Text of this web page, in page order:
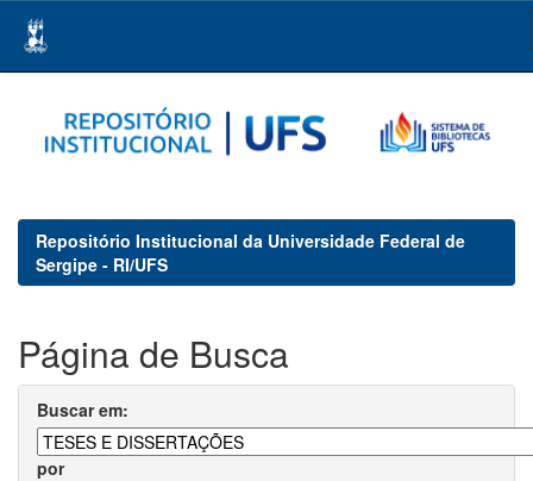
navigation
Repositório Institucional da Universidade Federal de
Sergipe - RI/UFS
Página de Busca
Buscar em:
por